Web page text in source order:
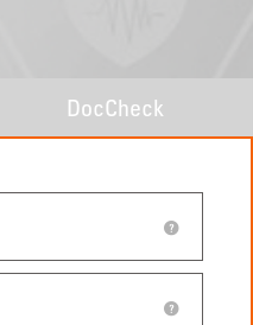
DocCheck